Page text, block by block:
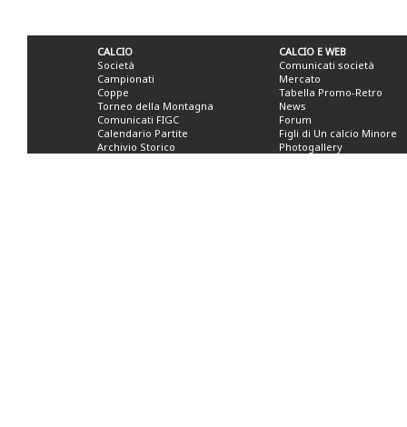
CALCIO
Società
Campionati
Coppe
Torneo della Montagna
Comunicati FIGC
Calendario Partite
Archivio Storico
CALCIO E WEB
Comunicati società
Mercato
Tabella Promo-Retro
News
Forum
Figli di Un calcio Minore
Photogallery